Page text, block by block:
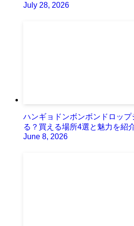
July 28, 2026
ハンギョドンボンボンドロッ
る？買える場所4選と魅力を紹
June 8, 2026